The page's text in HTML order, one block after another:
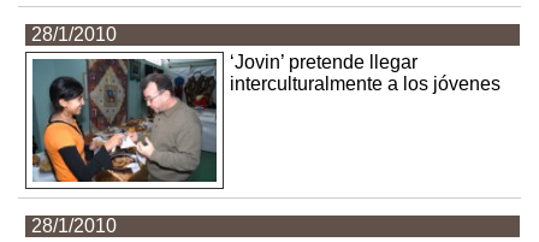
28/1/2010
‘Jovin’ pretende llegar
interculturalmente a los jóvenes
28/1/2010